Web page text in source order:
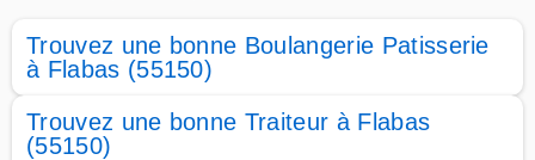
Trouvez une bonne Boulangerie Patisserie
à Flabas (55150)
Trouvez une bonne Traiteur à Flabas
(55150)